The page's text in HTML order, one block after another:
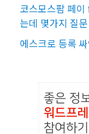
코스모스팜 페
는데 몇가지 질
에스크로 등록